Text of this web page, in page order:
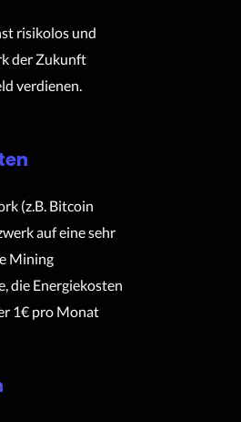
risikolos und
der Zukunft
verdienen.
(z.B. Bitcoin
auf eine sehr
Mining
die Energiekosten
1€ pro Monat